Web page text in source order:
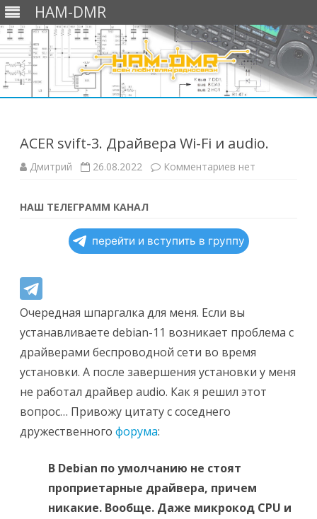
HAM-DMR
ACER svift-3. Драйвера Wi-Fi и audio.
Дмитрий 26.08.2022 Комментариев к
Wi-
Fi
и
audio.
нет
НАШ ТЕЛЕГРАММ КАНАЛ
перейти и вступить в группу
Очередная шпаргалка для меня. Если вы
устанавливаете debian-11 возникает проблема с
драйверами беспроводной сети во время
установки. А после завершения установки у меня
не работал драйвер audio. Как я решил этот
вопрос… Привожу цитату с соседнего
дружественного форума:
В Debian по умолчанию не стоят
проприетарные драйвера, причем
никакие. Вообще. Даже микрокод CPU и